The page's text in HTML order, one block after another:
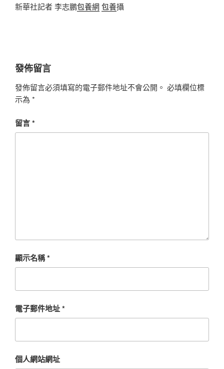
新華社記者 李志鵬包養網 包養攝
發佈留言
發佈留言必須填寫的電子郵件地址不會公開。 必填欄位標
示為 *
留言*
顯示名稱*
電子郵件地址*
個人網站網址